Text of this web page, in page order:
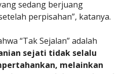
sedang berjuang
perpisahan”, katanya.
“Tak Sejalan” adalah
sejati tidak selalu
melainkan